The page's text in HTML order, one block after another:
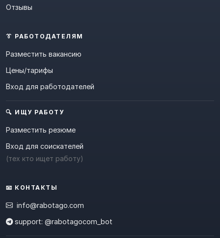
Отзывы
👔 РАБОТОДАТЕЛЯМ
Разместить вакансию
Цены/тарифы
Вход для работодателей
🔍 ИЩУ РАБОТУ
Разместить резюме
Вход для соискателей
(тех кто ищет работу)
📧 КОНТАКТЫ
info@rabotago.com
support: @rabotagocom_bot